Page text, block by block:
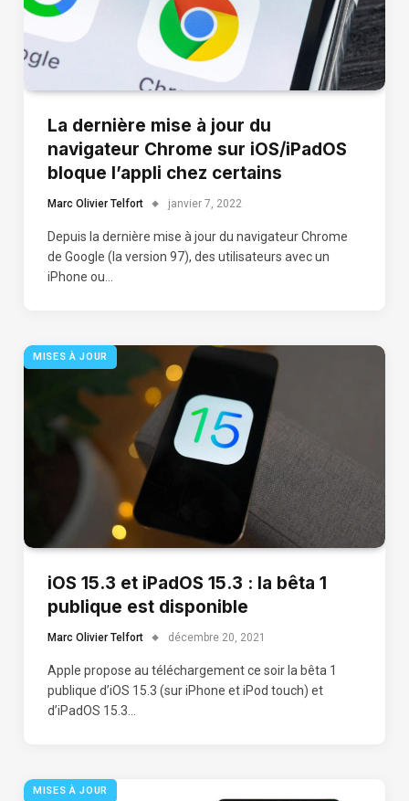
La dernière mise à jour du
navigateur Chrome sur iOS/iPadOS
bloque l’appli chez certains
Marc Olivier Telfort janvier 7, 2022
Depuis la dernière mise à jour du navigateur Chrome
de Google (la version 97), des utilisateurs avec un
iPhone ou…
MISES À JOUR
iOS 15.3 et iPadOS 15.3 : la bêta 1
publique est disponible
Marc Olivier Telfort décembre 20, 2021
Apple propose au téléchargement ce soir la bêta 1
publique d’iOS 15.3 (sur iPhone et iPod touch) et
d’iPadOS 15.3…
MISES À JOUR